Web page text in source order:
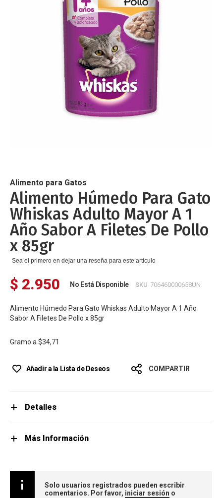
de
la
galería
de
imágenes
Alimento para Gatos
Alimento Húmedo Para Gato
Whiskas Adulto Mayor A 1
Año Sabor A Filetes De Pollo
x 85gr
Sea el primero en dejar una reseña para este artículo
$ 2.950 No Está Disponible SKU 706460000658UN
Alimento Húmedo Para Gato Whiskas Adulto Mayor A 1 Año
Sabor A Filetes De Pollo x 85gr
Gramo a $34,71
Añadir a la Lista de Deseos COMPARTIR
Detalles
Más Información
Solo usuarios registrados pueden escribir
comentarios. Por favor, iniciar sesión o